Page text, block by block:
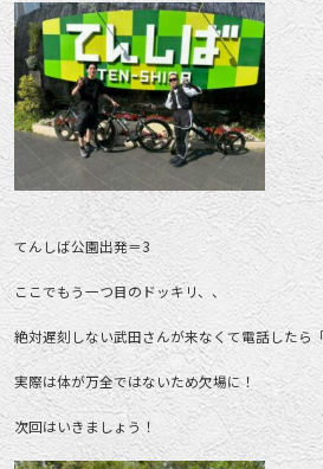
てんしば公園出発＝3
ここでもう一つ目のドッキリ、、
絶対遅刻しない武田さんが来なくて電話したら
実際は体が万全ではないため欠場に！
次回はいきましょう！